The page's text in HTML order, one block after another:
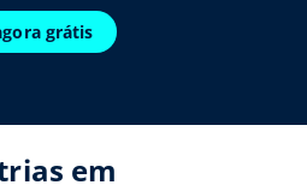
grátis
em